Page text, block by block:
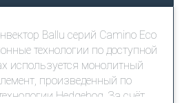
Ballu серий Camino Eco
технологии по доступной
используется монолитный
произведенный по
Hedgehog. За счёт